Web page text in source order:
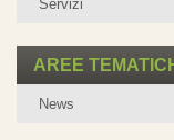
Servizi
AREE
News